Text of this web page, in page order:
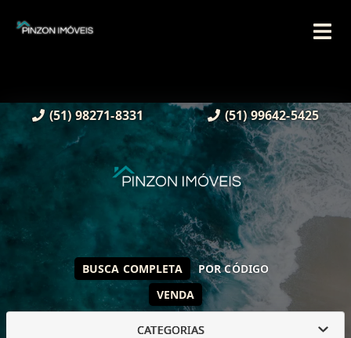
(51) 98271-8331 (51) 99642-5425
VENDA
BUSCA COMPLETA POR CÓDIGO
CATEGORIAS